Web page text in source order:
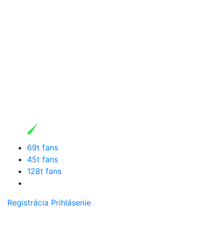
69t fans
45t fans
128t fans
Registrácia Prihlásenie